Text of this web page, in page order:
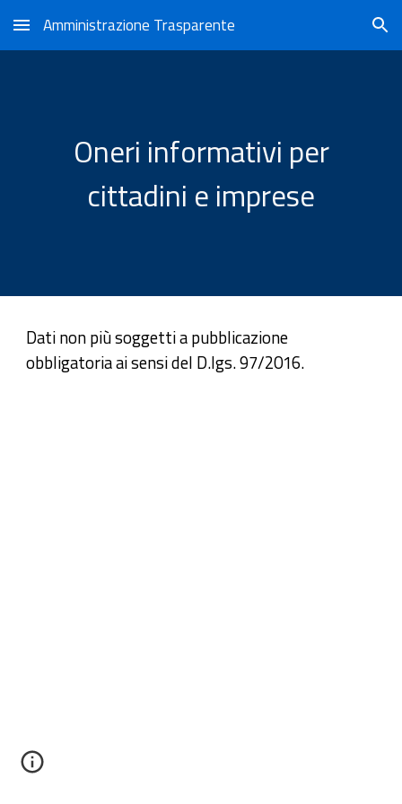
Skip to main content Skip to navigation
Amministrazione Trasparente
Oneri informativi per
cittadini e imprese
Dati non più soggetti a pubblicazione
obbligatoria ai sensi del D.lgs. 97/2016.